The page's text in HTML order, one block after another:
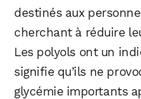
destinés aux
cherchant à réduire
Les polyols ont un
signifie qu’ils ne
glycémie importants